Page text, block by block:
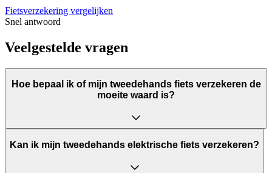
Fietsverzekering vergelijken
Snel antwoord
Veelgestelde vragen
Hoe bepaal ik of mijn tweedehands fiets verzekeren de
moeite waard is?
Kan ik mijn tweedehands elektrische fiets verzekeren?